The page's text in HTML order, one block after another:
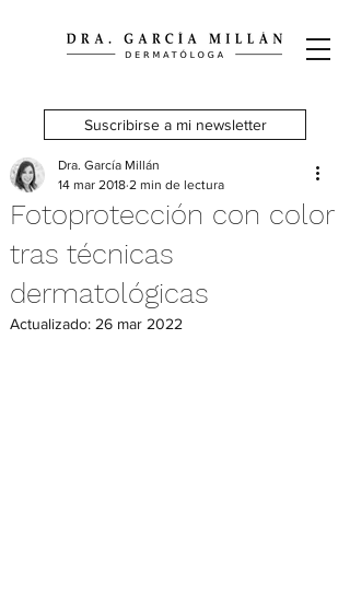
Suscribirse a mi newsletter
Fotoprotección con color
tras técnicas
dermatológicas
Dra. García Millán
14 mar 2018 2 min de lectura
Actualizado: 26 mar 2022